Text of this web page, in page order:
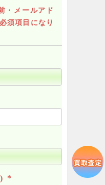
・メールアド
須項目になり
*